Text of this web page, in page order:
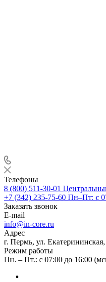
Телефоны
8 (800) 511-30-01
+7 (342) 235-75-60 Пн–Пт: с
Заказать звонок
E-mail
info@in-core.ru
Адрес
г. Пермь, ул.
Режим работы
Пн. – Пт.: с 07:00 до 16:00